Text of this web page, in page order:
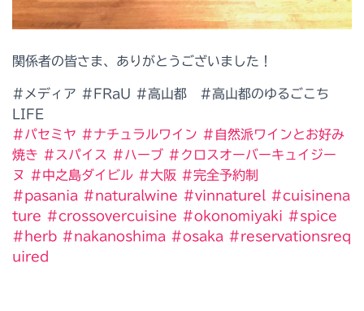
関係者の皆さま、ありがとうございました！
#メディア #FRaU #高山都 #高山都のゆるごこち
LIFE
# パセミヤ #ナチュラルワイン # 自然派ワインとお好み
焼き # スパイス # ハーブ # クロスオーバーキュイジー
ヌ
#中之島ダイビル #大阪 #完全予約制
#pasania #naturalwine #vinnaturel #cuisinena
ture #crossovercuisine #okonomiyaki #spice
# herb #nakanoshima #osaka #reservationsreq
uired